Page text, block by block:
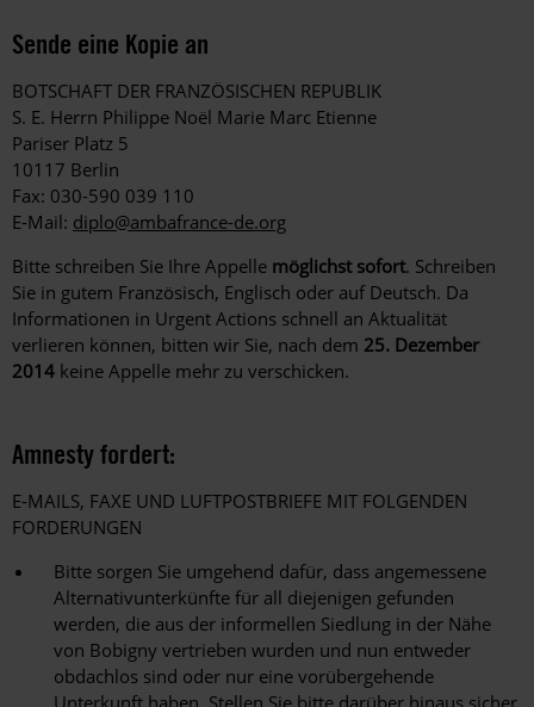
Sende eine Kopie an
BOTSCHAFT DER FRANZÖSISCHEN REPUBLIK
S. E. Herrn Philippe Noël Marie Marc Etienne
Pariser Platz 5
10117 Berlin
Fax: 030-590 039 110
E-Mail: diplo@ambafrance-de.org
Bitte schreiben Sie Ihre Appelle möglichst sofort. Schreiben
Sie in gutem Französisch, Englisch oder auf Deutsch. Da
Informationen in Urgent Actions schnell an Aktualität
verlieren können, bitten wir Sie, nach dem 25. Dezember
2014 keine Appelle mehr zu verschicken.
Amnesty fordert:
E-MAILS, FAXE UND LUFTPOSTBRIEFE MIT FOLGENDEN
FORDERUNGEN
Bitte sorgen Sie umgehend dafür, dass angemessene
Alternativunterkünfte für all diejenigen gefunden
werden, die aus der informellen Siedlung in der Nähe
von Bobigny vertrieben wurden und nun entweder
obdachlos sind oder nur eine vorübergehende